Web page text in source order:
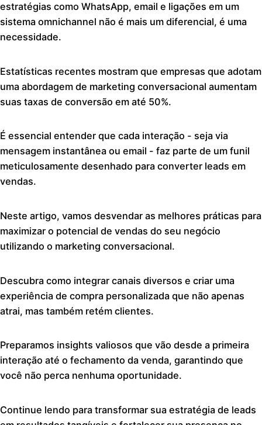
estratégias como WhatsApp, email e ligações em um
sistema omnichannel não é mais um diferencial, é uma
necessidade.
Estatísticas recentes mostram que empresas que adotam
uma abordagem de marketing conversacional aumentam
suas taxas de conversão em até 50%.
É essencial entender que cada interação - seja via
mensagem instantânea ou email - faz parte de um funil
meticulosamente desenhado para converter leads em
vendas.
Neste artigo, vamos desvendar as melhores práticas para
maximizar o potencial de vendas do seu negócio
utilizando o marketing conversacional.
Descubra como integrar canais diversos e criar uma
experiência de compra personalizada que não apenas
atrai, mas também retém clientes.
Preparamos insights valiosos que vão desde a primeira
interação até o fechamento da venda, garantindo que
você não perca nenhuma oportunidade.
Continue lendo para transformar sua estratégia de leads